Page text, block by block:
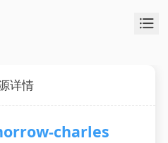
详情
charles